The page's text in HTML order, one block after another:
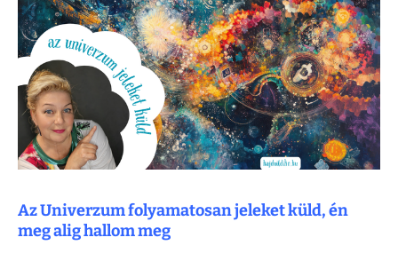
Az Univerzum folyamatosan jeleket küld, én
meg alig hallom meg